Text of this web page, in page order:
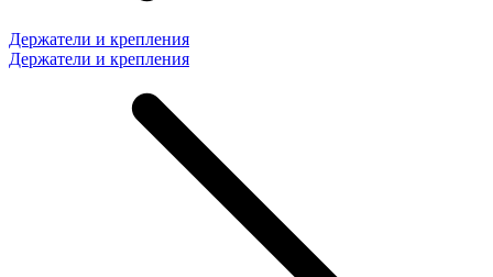
Держатели и крепления
Держатели и крепления